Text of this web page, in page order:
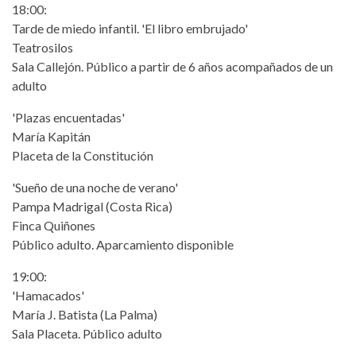
18:00:
Tarde de miedo infantil. 'El libro embrujado'
Teatrosilos
Sala Callejón. Público a partir de 6 años acompañados de un
adulto
'Plazas encuentadas'
María Kapitán
Placeta de la Constitución
'Sueño de una noche de verano'
Pampa Madrigal (Costa Rica)
Finca Quiñones
Público adulto. Aparcamiento disponible
19:00:
'Hamacados'
María J. Batista (La Palma)
Sala Placeta. Público adulto